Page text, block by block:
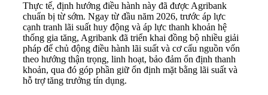
Thực tế, định hướng điều hành này đã được Agribank
chuẩn bị từ sớm. Ngay từ đầu năm 2026, trước áp lực
cạnh tranh lãi suất huy động và áp lực thanh khoản hệ
thống gia tăng, Agribank đã triển khai đồng bộ nhiều giải
pháp để chủ động điều hành lãi suất và cơ cấu nguồn vốn
theo hướng thận trọng, linh hoạt, bảo đảm ổn định thanh
khoản, qua đó góp phần giữ ổn định mặt bằng lãi suất và
hỗ trợ tăng trưởng tín dụng.